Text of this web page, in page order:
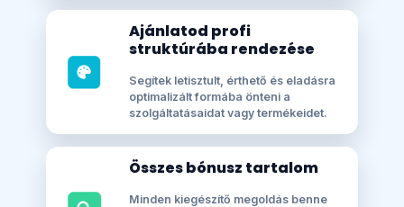
Ajánlatod profi
struktúrába rendezése
Segítek letisztult, érthető és eladásra
optimalizált formába önteni a
szolgáltatásaidat vagy termékeidet.
Összes bónusz tartalom
Minden kiegészítő megoldás benne